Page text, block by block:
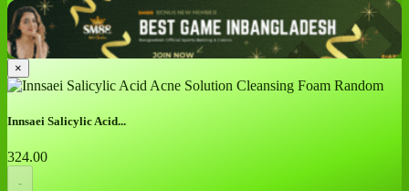
×
Innsaei Salicylic Acid...
324.00
-